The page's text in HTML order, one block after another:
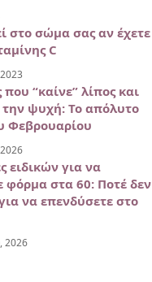
στο σώμα σας αν έχετε
C
“καίνε” λίπος και
την ψυχή: Το απόλυτο
Φεβρουαρίου
ειδικών για να
φόρμα στα 60: Ποτέ δεν
να επενδύσετε στο
2026